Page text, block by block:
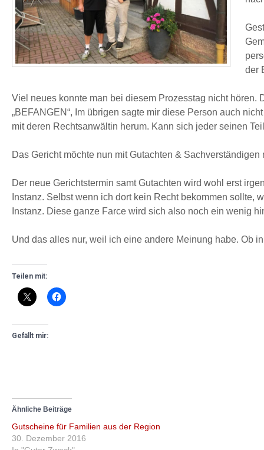
der
Viel neues konnte man bei diesem Prozesstag nicht
„BEFANGEN“, Im übrigen sagte mir diese Person auch
mit deren Rechtsanwältin herum. Kann sich jeder seinen
Das Gericht möchte nun mit Gutachten &
Der neue Gerichtstermin samt Gutachten wird wohl erst
Instanz. Selbst wenn ich dort kein Recht bekommen sollte,
Instanz. Diese ganze Farce wird sich also noch ein wenig
Und das alles nur, weil ich eine andere Meinung habe. Ob
Teilen mit:
Gefällt mir:
Ähnliche Beiträge
Gutscheine für Familien aus der Region
30. Dezember 2016